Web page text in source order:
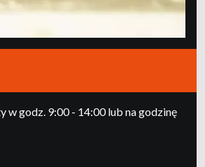
w godz. 9:00 - 14:00 lub na godzinę